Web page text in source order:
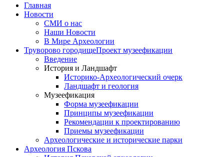
Главная
Новости
СМИ о нас
Наши Новости
В Мире Археологии
Труворово городищеПроект музеефикации
Введение
История и Ландшафт
Историко-Археологический очерк
Ландшафт и геология
Музеефикация
Форма музеефикации
Принципы музеефикации
Рекомендации к проектированию
Приемы музеефикации
Археологические и исторические парки
Археология Пскова